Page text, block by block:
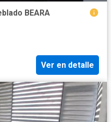
BEARA
Ver en detalle